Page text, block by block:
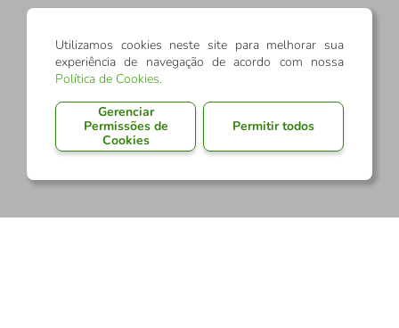
Utilizamos cookies neste site para melhorar sua
experiência de navegação de acordo com nossa
Política de Cookies.
Gerenciar
Permissões de
Cookies
Permitir todos